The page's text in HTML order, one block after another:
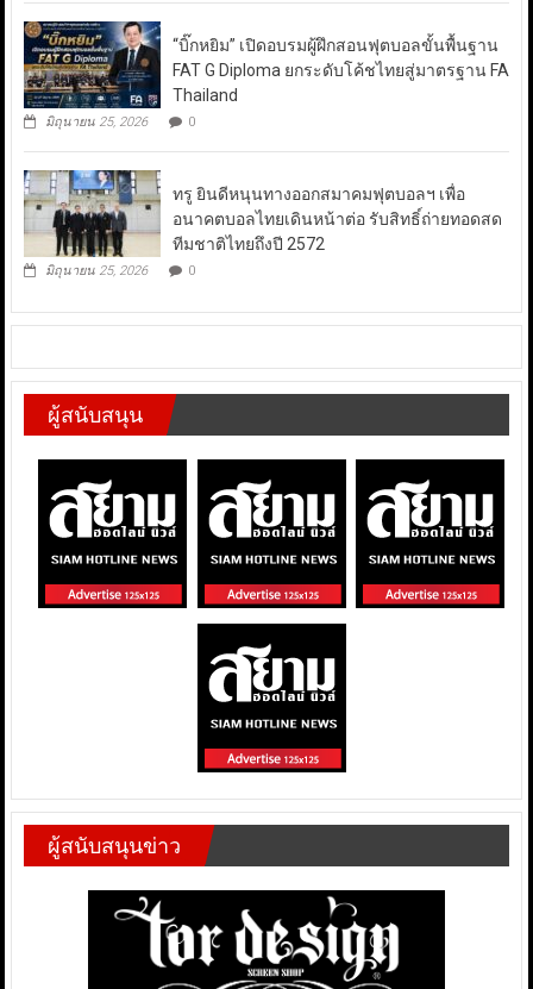
“บิ๊กหยิม” เปิดอบรมผู้ฝึกสอนฟุตบอลขั้นพื้นฐาน
FAT G Diploma ยกระดับโค้ชไทยสู่มาตรฐาน FA
Thailand
มิถุนายน 25, 2026 0
ทรู ยินดีหนุนทางออกสมาคมฟุตบอลฯ เพื่อ
อนาคตบอลไทยเดินหน้าต่อ รับสิทธิ์ถ่ายทอดสด
ทีมชาติไทยถึงปี 2572
มิถุนายน 25, 2026 0
ผู้สนับสนุน
ผู้สนับสนุนข่าว